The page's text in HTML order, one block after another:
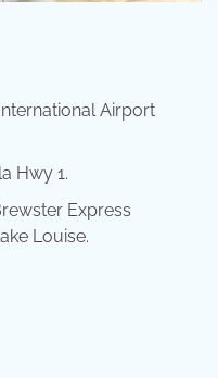
Airport
Hwy 1.
Express
Louise.